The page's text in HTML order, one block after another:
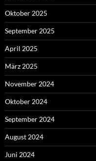
Oktober 2025
September 2025
April 2025
März 2025
November 2024
Oktober 2024
September 2024
August 2024
Juni 2024